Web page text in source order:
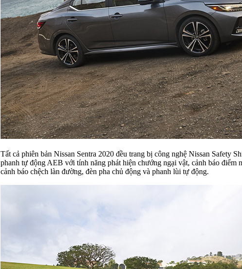
Tất cả phiên bản Nissan Sentra 2020 đều trang bị công nghệ Nissan Safety
phanh tự động AEB với tính năng phát hiện chướng ngại vật, cảnh báo điểm
cảnh báo chệch làn đường, đèn pha chủ động và phanh lùi tự động.